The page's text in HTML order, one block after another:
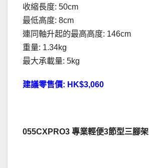
收縮長度: 50cm
最低高度: 8cm
連同軸升起的最高高度: 146cm
重量: 1.34kg
最大承載量: 5kg
建議零售價: HK$3,060
055CXPRO3 專業輕便3節型三腳架